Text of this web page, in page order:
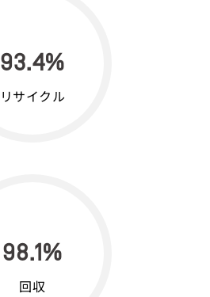
93.4%
リサイクル
98.1%
回収